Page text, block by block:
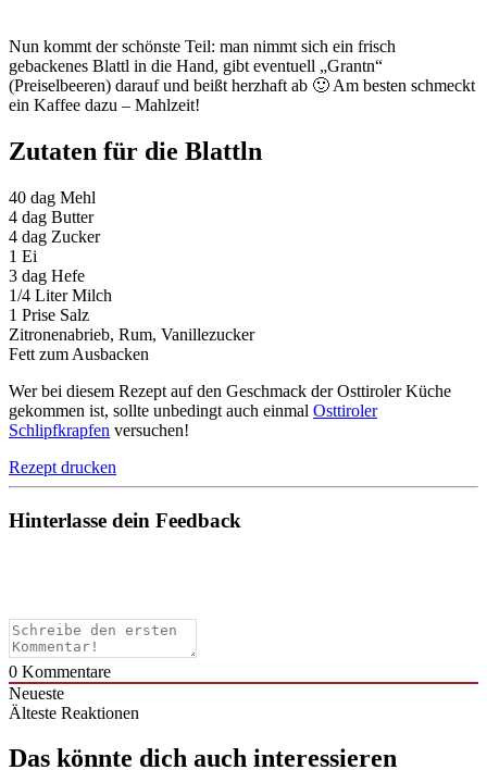
Nun kommt der schönste Teil: man nimmt sich ein frisch
gebackenes Blattl in die Hand, gibt eventuell „Grantn“
(Preiselbeeren) darauf und beißt herzhaft ab 🙂 Am besten schmeckt
ein Kaffee dazu – Mahlzeit!
Zutaten für die Blattln
40 dag Mehl
4 dag Butter
4 dag Zucker
1 Ei
3 dag Hefe
1/4 Liter Milch
1 Prise Salz
Zitronenabrieb, Rum, Vanillezucker
Fett zum Ausbacken
Wer bei diesem Rezept auf den Geschmack der Osttiroler Küche
gekommen ist, sollte unbedingt auch einmal Osttiroler
Schlipfkrapfen versuchen!
Rezept drucken
Hinterlasse dein Feedback
0 Kommentare
Neueste
Älteste Reaktionen
Das könnte dich auch interessieren